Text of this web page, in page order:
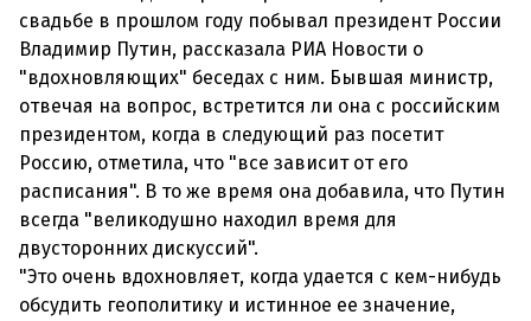
свадьбе в прошлом году побывал президент России
Владимир Путин, рассказала РИА Новости о
"вдохновляющих" беседах с ним. Бывшая министр,
отвечая на вопрос, встретится ли она с российским
президентом, когда в следующий раз посетит
Россию, отметила, что "все зависит от его
расписания". В то же время она добавила, что Путин
всегда "великодушно находил время для
двусторонних дискуссий".
"Это очень вдохновляет, когда удается с кем-нибудь
обсудить геополитику и истинное ее значение,